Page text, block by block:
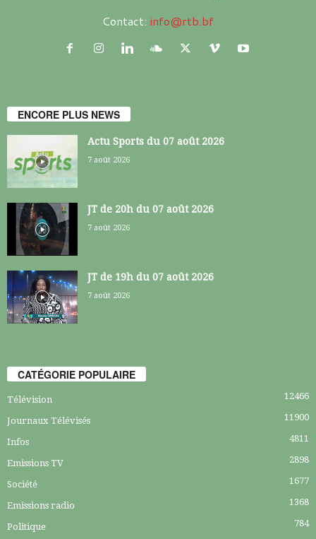
Contact: info@rtb.bf
ENCORE PLUS NEWS
Actu Sports du 07 août 2026
7 août 2026
JT de 20h du 07 août 2026
7 août 2026
JT de 19h du 07 août 2026
7 août 2026
CATÉGORIE POPULAIRE
Télévision 12466
Journaux Télévisés 11900
Infos 4811
Emissions TV 2898
Société 1677
Emissions radio 1368
Politique 784